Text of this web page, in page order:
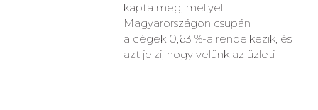
kapta meg, mellyel
Magyarországon csupán
a cégek 0,63 %-a rendelkezik, és
azt jelzi, hogy velünk az üzleti